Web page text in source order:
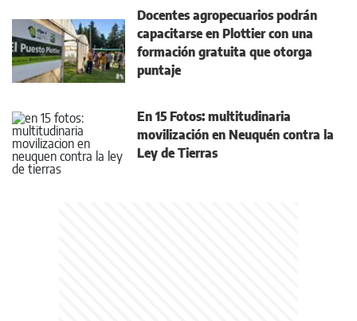
Docentes agropecuarios podrán
capacitarse en Plottier con una
formación gratuita que otorga
puntaje
En 15 Fotos: multitudinaria
movilización en Neuquén contra la
Ley de Tierras